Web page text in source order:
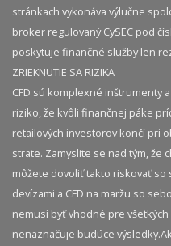
stránkach vykonáva výlučne
broker regulovaný CySEC pod
poskytuje finančné služby len
ZRIEKNUTIE SA RIZIKA
CFD sú komplexné inštrumenty
riziko, že kvôli finančnej páke
retailových investorov končí pri
strate. Zamyslite se nad tým, že
môžete dovoliť takto riskovať so
devízami a CFD na maržu so
nemusí byť vhodné pre
nenaznačuje budúce výsledky.​